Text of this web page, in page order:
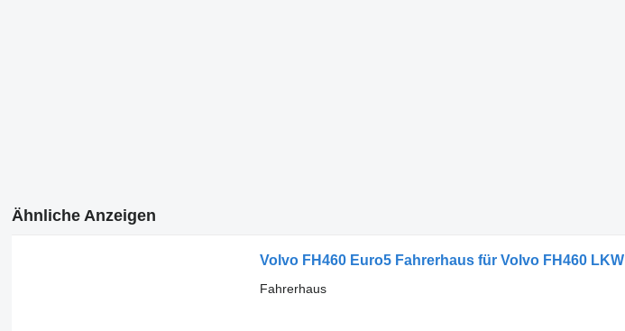
Ähnliche Anzeigen
Volvo FH460 Euro5 Fahrerhaus für Volvo FH460 LKW
Fahrerhaus